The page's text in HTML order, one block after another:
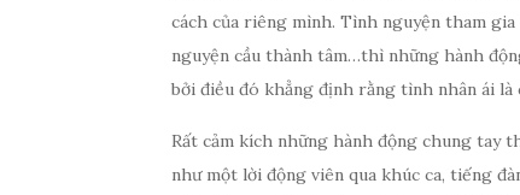
cách của riêng mình. Tình nguyện tham
nguyện cầu thành tâm…thì những hành
bởi điều đó khẳng định rằng tình nhân ái là
Rất cảm kích những hành động chung tay
như một lời động viên qua khúc ca, tiếng